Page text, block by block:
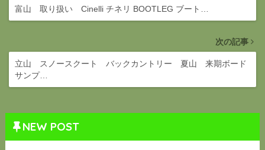
富山 取り扱い Cinelli チネリ BOOTLEG ブート…
次の記事
立山 スノースクート バックカントリー 夏山 来期ボード
サンプ…
NEW POST